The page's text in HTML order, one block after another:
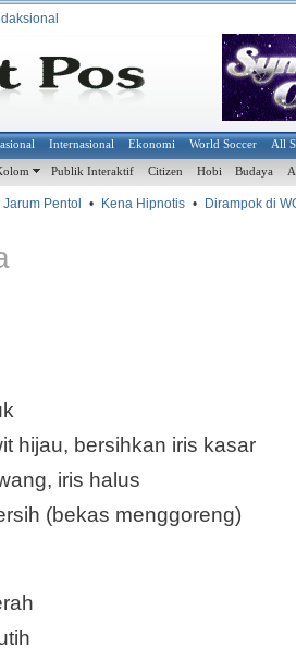
Internasional Ekonomi World Soccer All
Publik Interaktif Citizen Hobi Budaya
Pentol Kena Hipnotis • Dirampok di WC
hijau, bersihkan iris kasar
iris halus
(bekas menggoreng)